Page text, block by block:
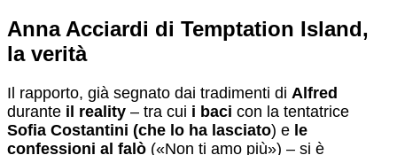
Anna Acciardi di Temptation Island,
la verità
Il rapporto, già segnato dai tradimenti di Alfred
durante il reality – tra cui i baci con la tentatrice
Sofia Costantini (che lo ha lasciato) e le
confessioni al falò («Non ti amo più») – si è